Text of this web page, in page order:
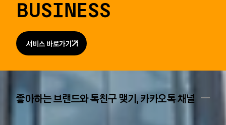
BUSINESS
서비스 바로가기
좋아하는 브랜드와 톡친구 맺기, 카카오톡 채널